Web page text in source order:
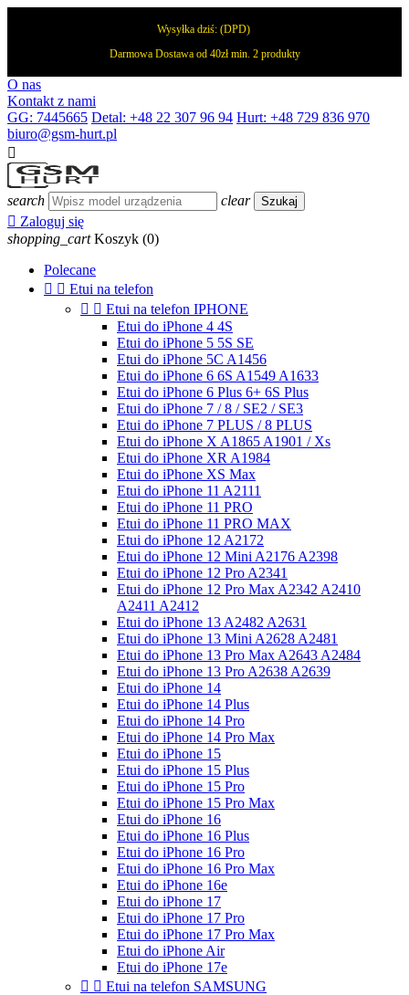
Wysyłka dziś: (DPD)
Darmowa Dostawa od 40zł min. 2 produkty
O nas
Kontakt z nami
GG: 7445665 Detal: +48 22 307 96 94 Hurt: +48 729 836 970
biuro@gsm-hurt.pl

search clear Szukaj
 Zaloguj się
shopping_cart Koszyk (0)
Polecane
  Etui na telefon
  Etui na telefon IPHONE
Etui do iPhone 4 4S
Etui do iPhone 5 5S SE
Etui do iPhone 5C A1456
Etui do iPhone 6 6S A1549 A1633
Etui do iPhone 6 Plus 6+ 6S Plus
Etui do iPhone 7 / 8 / SE2 / SE3
Etui do iPhone 7 PLUS / 8 PLUS
Etui do iPhone X A1865 A1901 / Xs
Etui do iPhone XR A1984
Etui do iPhone XS Max
Etui do iPhone 11 A2111
Etui do iPhone 11 PRO
Etui do iPhone 11 PRO MAX
Etui do iPhone 12 A2172
Etui do iPhone 12 Mini A2176 A2398
Etui do iPhone 12 Pro A2341
Etui do iPhone 12 Pro Max A2342 A2410
A2411 A2412
Etui do iPhone 13 A2482 A2631
Etui do iPhone 13 Mini A2628 A2481
Etui do iPhone 13 Pro Max A2643 A2484
Etui do iPhone 13 Pro A2638 A2639
Etui do iPhone 14
Etui do iPhone 14 Plus
Etui do iPhone 14 Pro
Etui do iPhone 14 Pro Max
Etui do iPhone 15
Etui do iPhone 15 Plus
Etui do iPhone 15 Pro
Etui do iPhone 15 Pro Max
Etui do iPhone 16
Etui do iPhone 16 Plus
Etui do iPhone 16 Pro
Etui do iPhone 16 Pro Max
Etui do iPhone 16e
Etui do iPhone 17
Etui do iPhone 17 Pro
Etui do iPhone 17 Pro Max
Etui do iPhone Air
Etui do iPhone 17e
  Etui na telefon SAMSUNG